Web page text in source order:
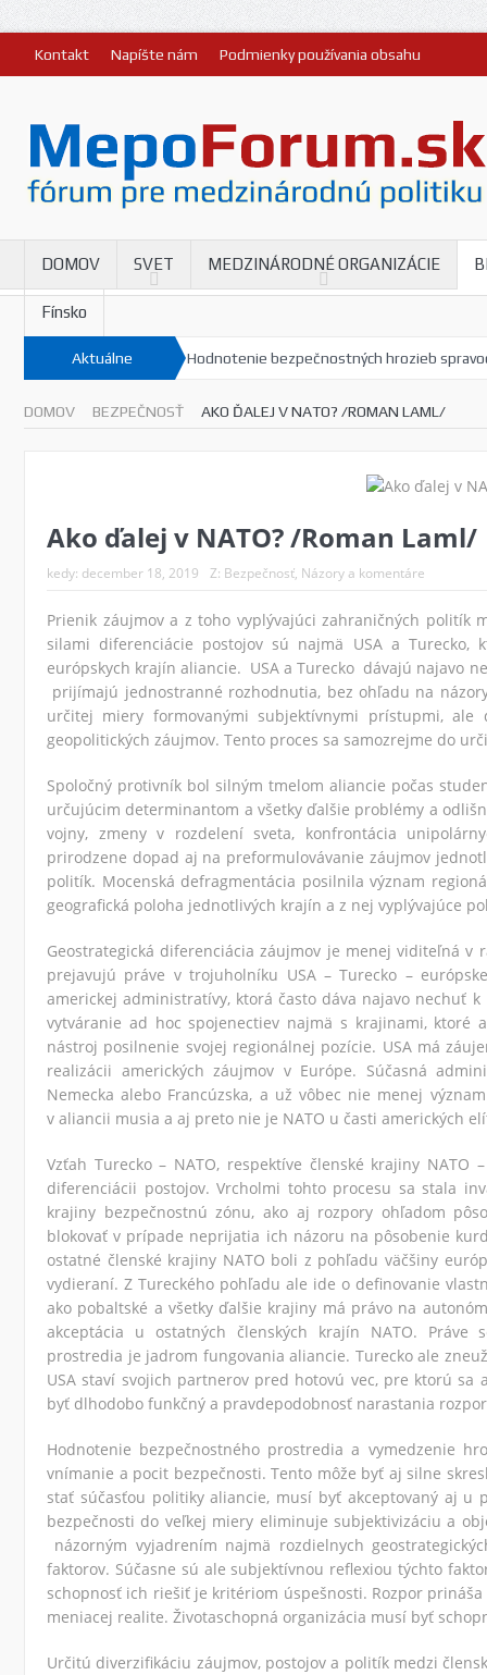
Kontakt Napíšte nám Podmienky používania obsahu
DOMOV SVET MEDZINÁRODNÉ ORGANIZÁCIE
Fínsko
Aktuálne Hodnotenie bezpečnostných hrozieb
DOMOV BEZPEČNOSŤ AKO ĎALEJ V NATO? /ROMAN LAML/
Ako ďalej v NATO? /Roman Laml/
kedy: december 18, 2019 Z: Bezpečnosť, Názory a komentáre
Prienik záujmov a z toho vyplývajúci zahraničných politík
silami diferenciácie postojov sú najmä USA a
európskych krajín aliancie. USA a Turecko dávajú najavo
prijímajú jednostranné rozhodnutia, bez ohľadu na
určitej miery formovanými subjektívnymi prístupmi,
geopolitických záujmov. Tento proces sa samozrejme do
Spoločný protivník bol silným tmelom aliancie počas
určujúcim determinantom a všetky ďalšie problémy a
vojny, zmeny v rozdelení sveta, konfrontácia
prirodzene dopad aj na preformulovávanie záujmov
politík. Mocenská defragmentácia posilnila význam
geografická poloha jednotlivých krajín a z nej vyplývajúce
Geostrategická diferenciácia záujmov je menej viditeľná v
prejavujú práve v trojuholníku USA – Turecko –
americkej administratívy, ktorá často dáva najavo nechuť
vytváranie ad hoc spojenectiev najmä s krajinami, ktoré
nástroj posilnenie svojej regionálnej pozície. USA má
realizácii amerických záujmov v Európe. Súčasná
Nemecka alebo Francúzska, a už vôbec nie menej
v aliancii musia a aj preto nie je NATO u časti amerických
Vzťah Turecko – NATO, respektíve členské krajiny
diferenciácii postojov. Vrcholmi tohto procesu sa stala
krajiny bezpečnostnú zónu, ako aj rozpory ohľadom
blokovať v prípade neprijatia ich názoru na pôsobenie
ostatné členské krajiny NATO boli z pohľadu väčšiny
vydieraní. Z Tureckého pohľadu ale ide o definovanie
ako pobaltské a všetky ďalšie krajiny má právo na
akceptácia u ostatných členských krajín NATO. Práve
prostredia je jadrom fungovania aliancie. Turecko ale
USA staví svojich partnerov pred hotovú vec, pre ktorú
byť dlhodobo funkčný a pravdepodobnosť narastania
Hodnotenie bezpečnostného prostredia a vymedzenie
vnímanie a pocit bezpečnosti. Tento môže byť aj silne
stať súčasťou politiky aliancie, musí byť akceptovaný aj u
bezpečnosti do veľkej miery eliminuje subjektivizáciu a
názorným vyjadrením najmä rozdielnych
faktorov. Súčasne sú ale subjektívnou reflexiou týchto
schopnosť ich riešiť je kritériom úspešnosti. Rozpor
meniacej realite. Životaschopná organizácia musí byť
Určitú diverzifikáciu záujmov, postojov a politík medzi